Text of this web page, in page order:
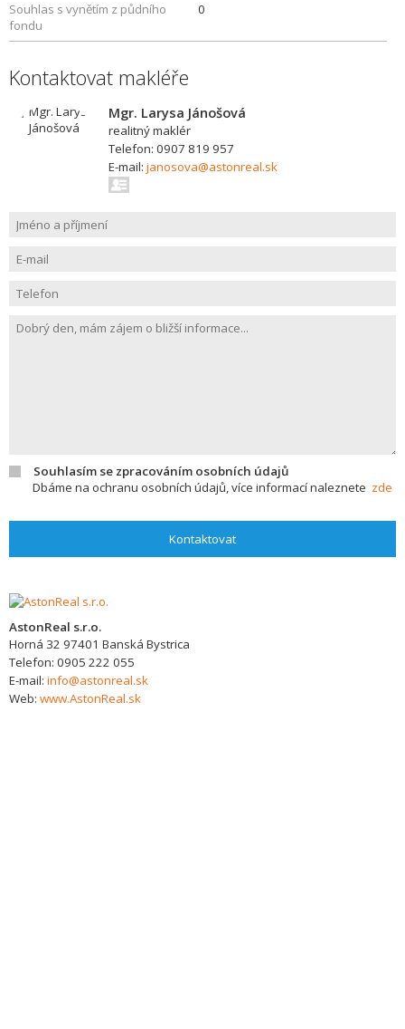
Souhlas s vynětím z půdního
fondu
0
Kontaktovat makléře
Mgr. Larysa Jánošová
realitný maklér
Telefon: 0907 819 957
E-mail: janosova@astonreal.sk
Souhlasím se zpracováním osobních údajů
Dbáme na ochranu osobních údajů, více informací naleznete zde
Kontaktovat
AstonReal s.r.o.
Horná 32 97401 Banská Bystrica
Telefon: 0905 222 055
E-mail: info@astonreal.sk
Web: www.AstonReal.sk